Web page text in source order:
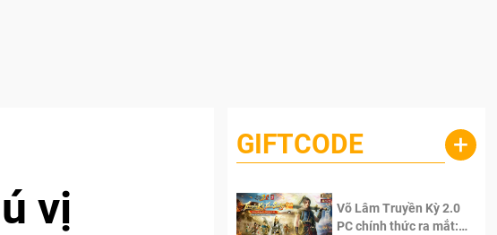
vị
GIFTCODE +
Võ Lâm Truyền Kỳ 2.0
PC chính thức ra mắt: